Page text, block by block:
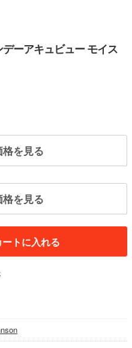
ーアキュビュー モイス
を見る
を見る
トに入れる